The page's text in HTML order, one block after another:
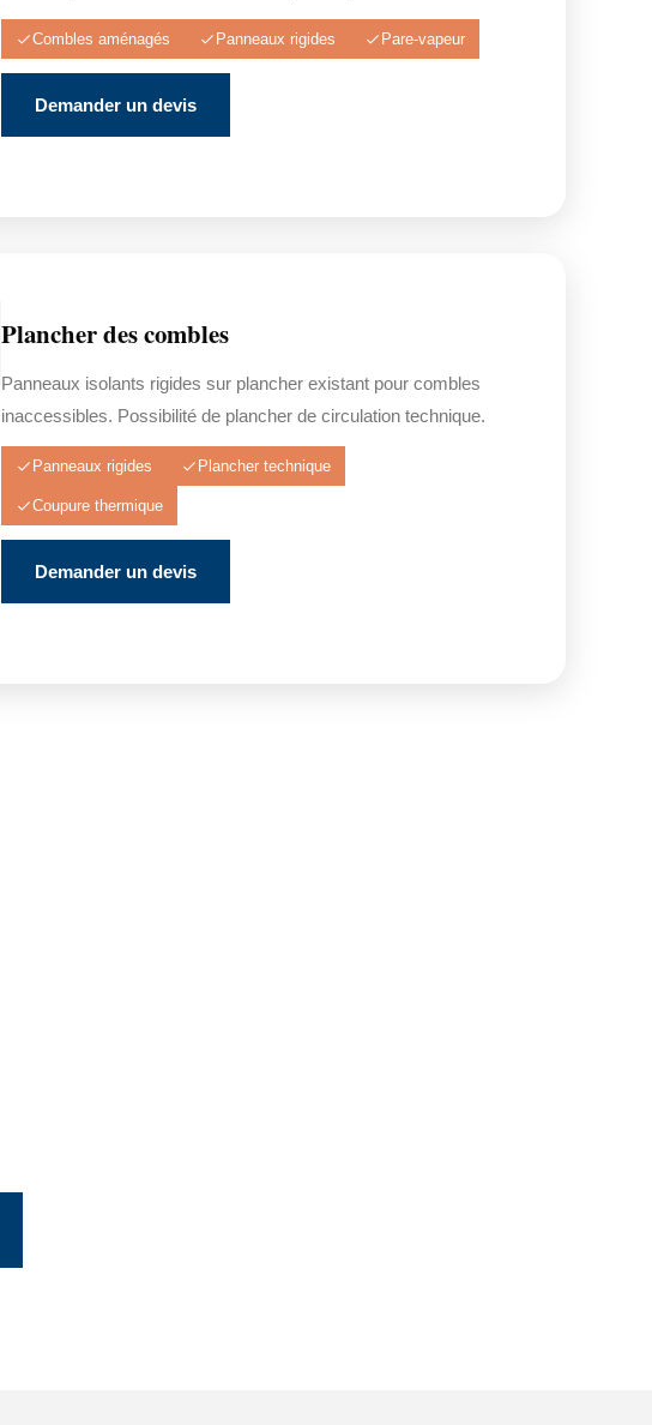
Combles aménagés Panneaux rigides Pare-vapeur
Demander un devis
Plancher des combles
Panneaux isolants rigides sur plancher existant pour combles
inaccessibles. Possibilité de plancher de circulation technique.
Panneaux rigides Plancher technique
Coupure thermique
Demander un devis